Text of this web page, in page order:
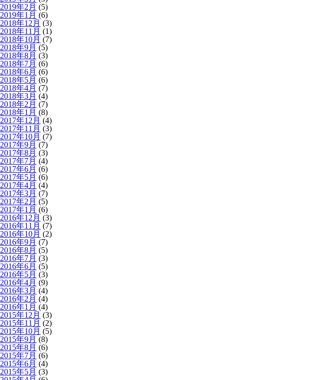
2019年2月 (5)
2019年1月 (6)
2018年12月 (3)
2018年11月 (1)
2018年10月 (7)
2018年9月 (5)
2018年8月 (3)
2018年7月 (6)
2018年6月 (6)
2018年5月 (6)
2018年4月 (7)
2018年3月 (4)
2018年2月 (7)
2018年1月 (8)
2017年12月 (4)
2017年11月 (3)
2017年10月 (7)
2017年9月 (7)
2017年8月 (3)
2017年7月 (4)
2017年6月 (6)
2017年5月 (6)
2017年4月 (4)
2017年3月 (7)
2017年2月 (5)
2017年1月 (6)
2016年12月 (3)
2016年11月 (7)
2016年10月 (2)
2016年9月 (7)
2016年8月 (5)
2016年7月 (3)
2016年6月 (5)
2016年5月 (3)
2016年4月 (9)
2016年3月 (4)
2016年2月 (4)
2016年1月 (4)
2015年12月 (3)
2015年11月 (2)
2015年10月 (5)
2015年9月 (8)
2015年8月 (6)
2015年7月 (6)
2015年6月 (4)
2015年5月 (3)